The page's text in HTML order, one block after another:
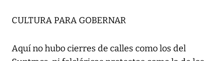
CULTURA PARA GOBERNAR
Aquí no hubo cierres de calles como los del